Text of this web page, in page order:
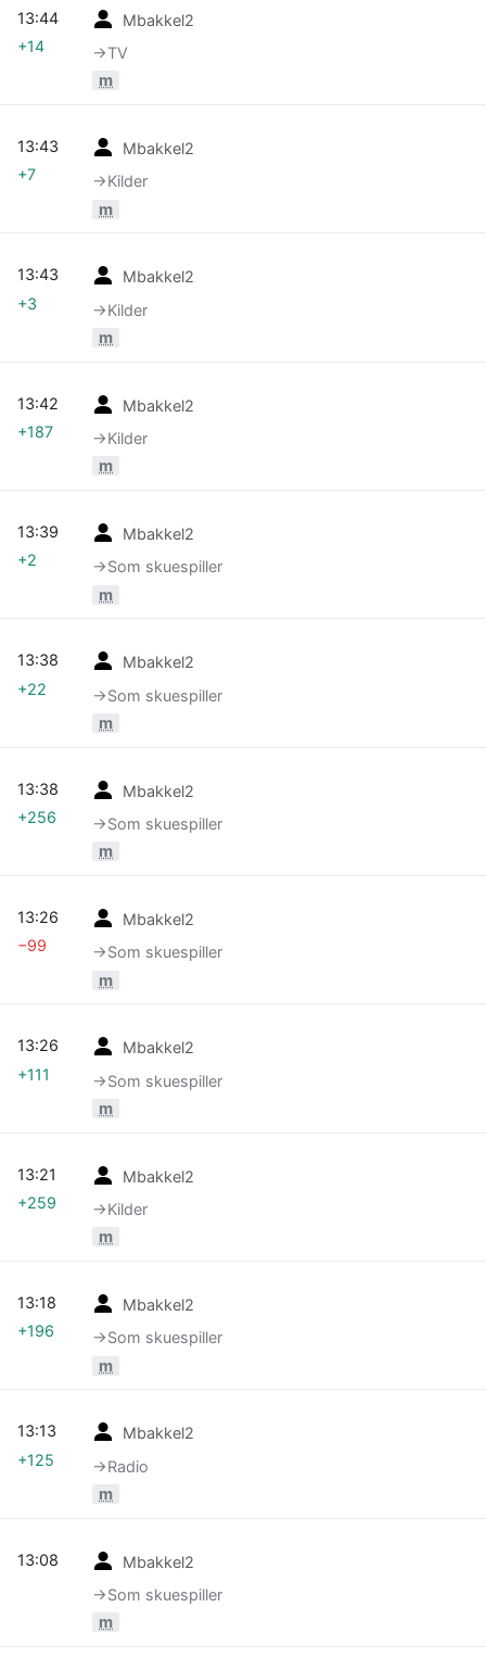
Mbakkel2
→‎TV
m
13:44
+14
Mbakkel2
→‎Kilder
m
13:43
+7
Mbakkel2
→‎Kilder
m
13:43
+3
Mbakkel2
→‎Kilder
m
13:42
+187
Mbakkel2
→‎Som skuespiller
m
13:39
+2
Mbakkel2
→‎Som skuespiller
m
13:38
+22
Mbakkel2
→‎Som skuespiller
m
13:38
+256
Mbakkel2
→‎Som skuespiller
m
13:26
−99
Mbakkel2
→‎Som skuespiller
m
13:26
+111
Mbakkel2
→‎Kilder
m
13:21
+259
Mbakkel2
→‎Som skuespiller
m
13:18
+196
Mbakkel2
→‎Radio
m
13:13
+125
Mbakkel2
→‎Som skuespiller
m
13:08